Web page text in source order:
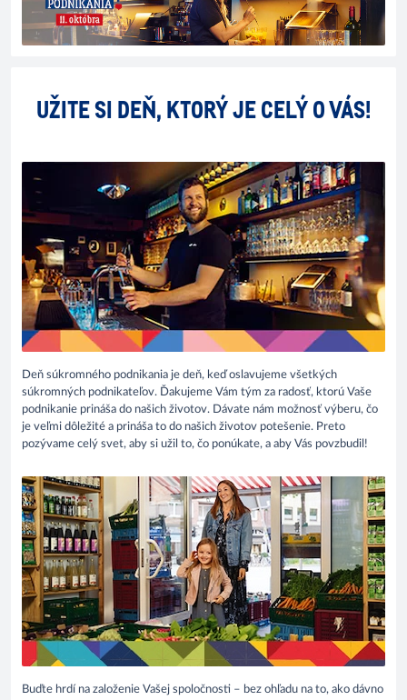
UŽITE SI DEŇ, KTORÝ JE CELÝ O VÁS!
Deň súkromného podnikania je deň, keď oslavujeme všetkých
súkromných podnikateľov. Ďakujeme Vám tým za radosť, ktorú Vaše
podnikanie prináša do našich životov. Dávate nám možnosť výberu, čo
je veľmi dôležité a prináša to do našich životov potešenie. Preto
pozývame celý svet, aby si užil to, čo ponúkate, a aby Vás povzbudil!
Buďte hrdí na založenie Vašej spoločnosti – bez ohľadu na to, ako dávno